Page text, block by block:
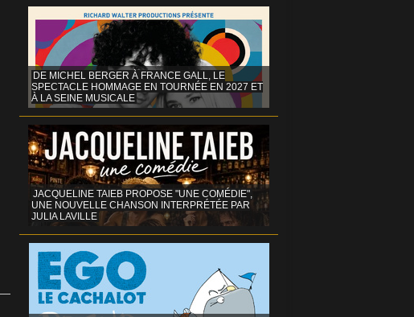
DE MICHEL BERGER À FRANCE GALL, LE
SPECTACLE HOMMAGE EN TOURNÉE EN 2027 ET
À LA SEINE MUSICALE
JACQUELINE TAIEB PROPOSE "UNE COMÉDIE",
UNE NOUVELLE CHANSON INTERPRÉTÉE PAR
JULIA LAVILLE